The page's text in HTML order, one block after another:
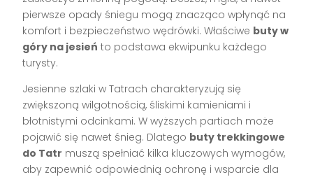
pierwsze opady śniegu mogą znacząco wpłynąć na
komfort i bezpieczeństwo wędrówki. Właściwe buty w
góry na jesień to podstawa ekwipunku każdego
turysty.
Jesienne szlaki w Tatrach charakteryzują się
zwiększoną wilgotnością, śliskimi kamieniami i
błotnistymi odcinkami. W wyższych partiach może
pojawić się nawet śnieg. Dlatego buty trekkingowe
do Tatr muszą spełniać kilka kluczowych wymogów,
aby zapewnić odpowiednią ochronę i wsparcie dla